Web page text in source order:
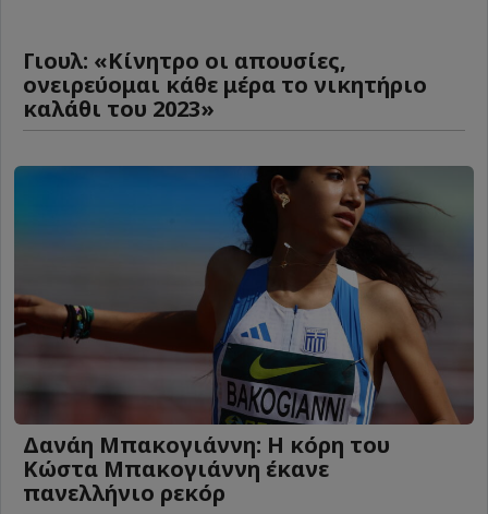
Γιουλ: «Κίνητρο οι απουσίες,
ονειρεύομαι κάθε μέρα το νικητήριο
καλάθι του 2023»
Δανάη Μπακογιάννη: Η κόρη του
Κώστα Μπακογιάννη έκανε
πανελλήνιο ρεκόρ